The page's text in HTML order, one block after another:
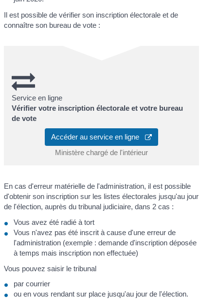
Il est possible de vérifier son inscription électorale et de
connaître son bureau de vote :
Service en ligne
Vérifier votre inscription électorale et votre bureau
de vote
Accéder au service en ligne
Ministère chargé de l'intérieur
En cas d'erreur matérielle de l'administration, il est possible
d'obtenir son inscription sur les listes électorales jusqu'au jour
de l'élection, auprès du tribunal judiciaire, dans 2 cas :
Vous avez été radié à tort
Vous n'avez pas été inscrit à cause d'une erreur de
l'administration (exemple : demande d'inscription déposée
à temps mais inscription non effectuée)
Vous pouvez saisir le tribunal
par courrier
ou en vous rendant sur place jusqu'au jour de l'élection.